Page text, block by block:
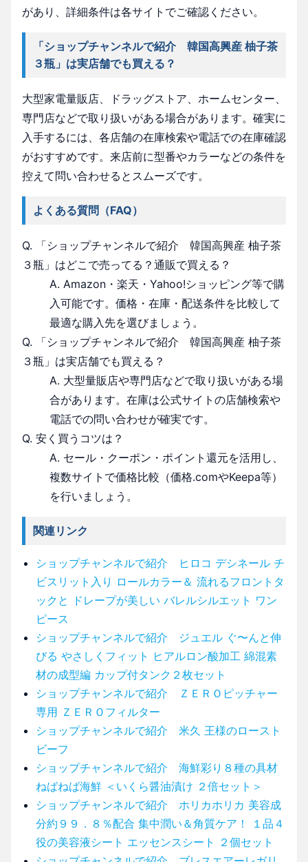
があり、詳細条件は各サイトでご確認ください。
「ショップチャンネルで紹介 韓国高興産 柚子茶
３瓶」は実店舗でも買える？
大型家電量販店、ドラッグストア、ホームセンター、
専門店などで取り扱いがある場合があります。確実に
入手するには、各店舗の在庫検索や電話での在庫確認
がおすすめです。来店前に型番やカラーなどの条件を
控えて問い合わせるとスムーズです。
よくある質問（FAQ）
Q. 「ショップチャンネルで紹介 韓国高興産 柚子茶
３瓶」はどこで売ってる？通販で買える？
A. Amazon・楽天・Yahoo!ショッピング等で購
入可能です。価格・在庫・配送条件を比較して
最適な購入先を選びましょう。
Q. 「ショップチャンネルで紹介 韓国高興産 柚子茶
３瓶」は実店舗でも買える？
A. 大型量販店や専門店などで取り扱いがある場
合があります。在庫は公式サイトの店舗検索や
電話での問い合わせが確実です。
Q. 安く買うコツは？
A. セール・クーポン・ポイント還元を活用し、
複数サイトで価格比較（価格.comやKeepa等）
を行いましょう。
関連リンク
ショップチャンネルで紹介 ヒロコ デシネール チ
ビスリット入り ロールカラー＆ 流れるフロントタ
ックと ドレープが美しい バレルシルエット ワン
ピース
ショップチャンネルで紹介 ジュエル ぐ〜んと伸
びる やさしくフィット ヒアルロン酸加工 綿混素
材の成型編 カップ付タンク２枚セット
ショップチャンネルで紹介 ＺＥＲＯピッチャー
専用 ＺＥＲＯフィルター
ショップチャンネルで紹介 米久 王様のロースト
ビーフ
ショップチャンネルで紹介 海鮮彩り８種の具材
ねばねば海鮮 ＜いくら醤油漬け ２倍セット＞
ショップチャンネルで紹介 ホリカホリカ 美容成
分約９９．８％配合 集中潤い＆角質ケア！ １品４
役の美容液シート エッセンスシート ２個セット